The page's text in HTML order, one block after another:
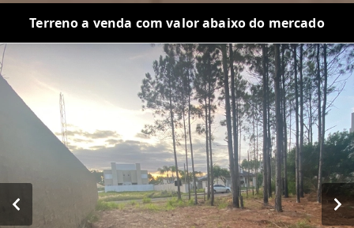
Terreno a venda com valor abaixo do mercado